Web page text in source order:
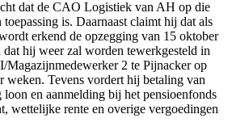
dat de CAO Logistiek van AH op die
is. Daarnaast claimt hij dat als
erkend de opzegging van 15 oktober
hij weer zal worden tewerkgesteld in
Magazijnmedewerker 2 te Pijnacker op
weken. Tevens vordert hij betaling van
loon en aanmelding bij het pensioenfonds
wettelijke rente en overige vergoedingen